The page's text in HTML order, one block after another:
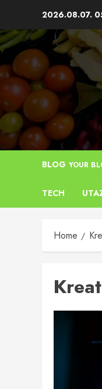
content
2026.08.07.
BLOG YOUR
TECH
Home